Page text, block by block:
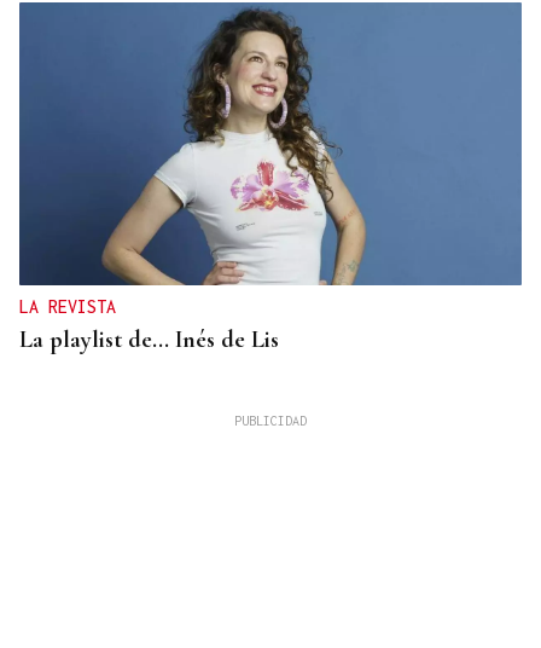
LA REVISTA
La playlist de... Inés de Lis